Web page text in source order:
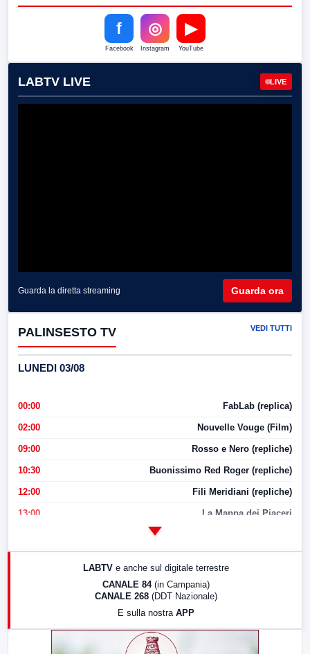
f
Facebook
◎
Instagram
▶
YouTube
LABTV LIVE LIVE
Guarda la diretta streaming Guarda ora
PALINSESTO TV VEDI TUTTI
LUNEDI 03/08
00:00 FabLab (replica)
02:00 Nouvelle Vouge (Film)
09:00 Rosso e Nero (repliche)
10:30 Buonissimo Red Roger (repliche)
12:00 Fili Meridiani (repliche)
13:00 La Mappa dei Piaceri
LABTV e anche sul digitale terrestre
CANALE 84 (in Campania)
CANALE 268 (DDT Nazionale)
E sulla nostra APP